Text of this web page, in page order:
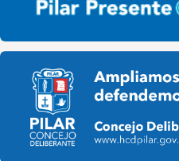
Pilar HCD